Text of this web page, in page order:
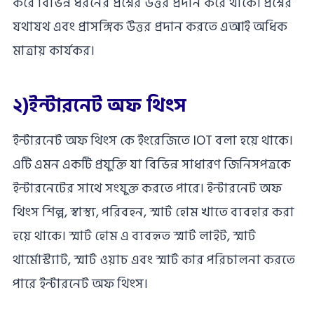
যথাযথ এবং প্রাসঙ্গিক উত্তর প্রদান করতে এআই অধিক
মাত্রায় কার্যকর।
২)ইন্টারনেট অফ থিংস
ইন্টারনেট অফ থিংস কে ইংরেজিতে IOT বলা হয়ে থাকে।
এটি এমন একটি প্রযুক্তি যা বিভিন্ন সাধারণ জিনিসপত্রকে
ইন্টারনেটের সাথে সংযুক্ত করতে পারে। ইন্টারনেট অফ
থিংস শিল্প, স্বাস্থ্য, পরিবহন, স্মার্ট হোম খাতে ব্যবহার করা
হয়ে থাকে। স্মার্ট হোম এ ব্যবহৃত স্মার্ট লাইট, স্মার্ট
থার্মোস্ট্যাট, স্মার্ট ওয়াচ এবং স্মার্ট কার পরিচালনা করতে
পারে ইন্টারনেট অফ থিংস।